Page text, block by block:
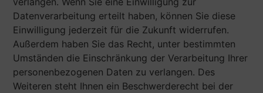
Datenverarbeitung erteilt haben, können Sie diese
Einwilligung jederzeit für die Zukunft widerrufen.
Außerdem haben Sie das Recht, unter bestimmten
Umständen die Einschränkung der Verarbeitung Ihrer
personenbezogenen Daten zu verlangen. Des
Weiteren steht Ihnen ein Beschwerderecht bei der